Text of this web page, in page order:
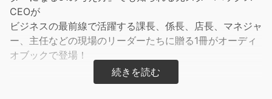
CEOが
ビジネスの最前線で活躍する課長、係長、店長、マネジャ
ー、主任などの現場のリーダーたちに贈る1冊がオーディ
オブックで登場！
「何のために、こんなに働いているのだろう」